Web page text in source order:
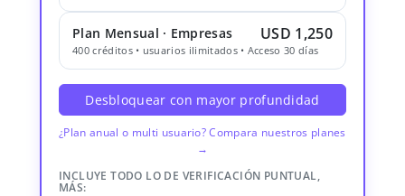
Plan Mensual · Empresas USD 1,250
400 créditos • usuarios ilimitados • Acceso 30 días
Desbloquear con mayor profundidad
¿Plan anual o multi usuario? Compara nuestros planes
→
INCLUYE TODO LO DE VERIFICACIÓN PUNTUAL,
MÁS: